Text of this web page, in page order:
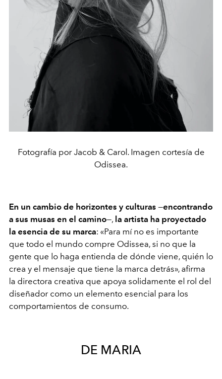
Fotografía por Jacob & Carol. Imagen cortesía de
Odissea.
En un cambio de horizontes y culturas —encontrando
a sus musas en el camino—, la artista ha proyectado
la esencia de su marca: «Para mí no es importante
que todo el mundo compre Odissea, si no que la
gente que lo haga entienda de dónde viene, quién lo
crea y el mensaje que tiene la marca detrás», afirma
la directora creativa que apoya solidamente el rol del
diseñador como un elemento esencial para los
comportamientos de consumo.
DE MARIA